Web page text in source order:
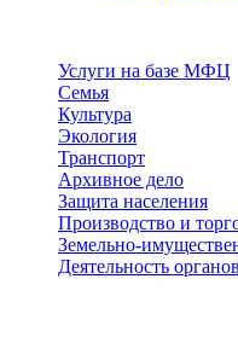
Услуги на базе МФЦ
Семья
Культура
Экология
Транспорт
Архивное дело
Защита населения
Производство и
Земельно-
Деятельность